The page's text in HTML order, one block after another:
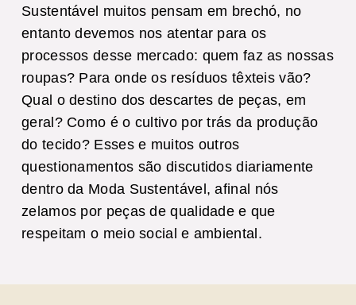
Sustentável muitos pensam em brechó, no
entanto devemos nos atentar para os
processos desse mercado: quem faz as nossas
roupas? Para onde os resíduos têxteis vão?
Qual o destino dos descartes de peças, em
geral? Como é o cultivo por trás da produção
do tecido? Esses e muitos outros
questionamentos são discutidos diariamente
dentro da Moda Sustentável, afinal nós
zelamos por peças de qualidade e que
respeitam o meio social e ambiental.